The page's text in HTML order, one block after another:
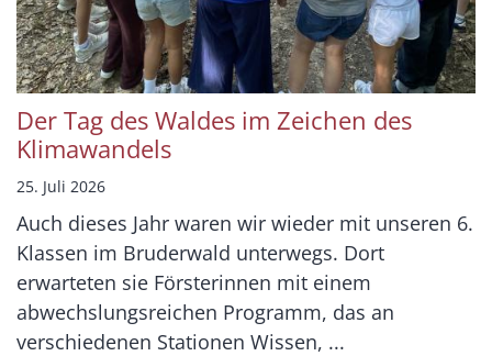
Der Tag des Waldes im Zeichen des
Klimawandels
25. Juli 2026
Auch dieses Jahr waren wir wieder mit unseren 6.
Klassen im Bruderwald unterwegs. Dort
erwarteten sie Försterinnen mit einem
abwechslungsreichen Programm, das an
verschiedenen Stationen Wissen, ...